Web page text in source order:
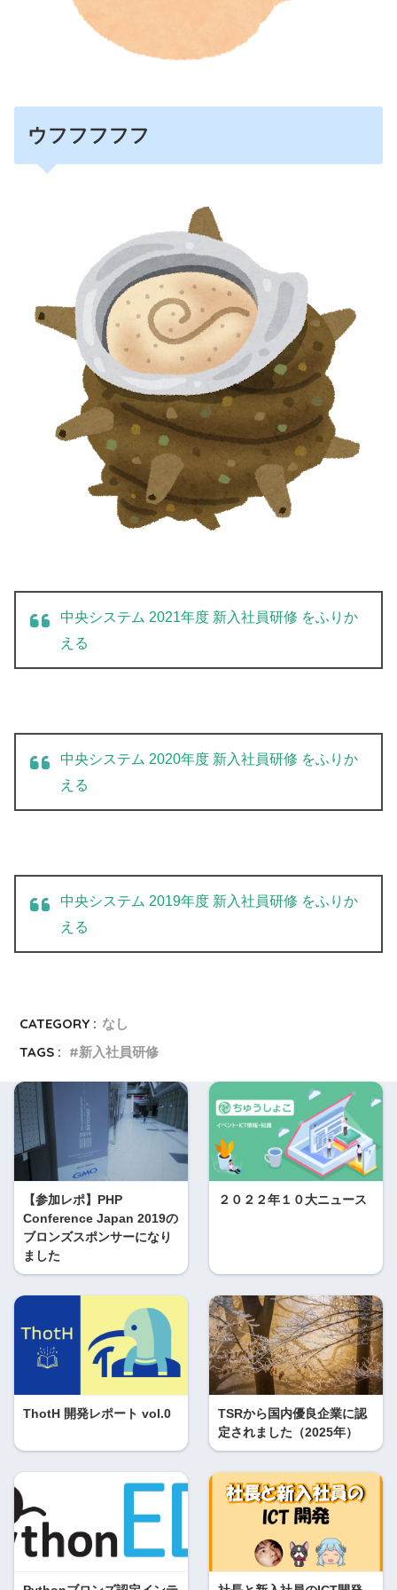
ウフフフフフ
中央システム 2021年度 新入社員研修 をふりか
える
中央システム 2020年度 新入社員研修 をふりか
える
中央システム 2019年度 新入社員研修 をふりか
える
CATEGORY : なし
TAGS :
新入社員研修
【参加レポ】PHP
Conference Japan 2019の
ブロンズスポンサーになり
ました
２０２２年１０大ニュース
ThotH 開発レポート vol.0
TSRから国内優良企業に認
定されました（2025年）